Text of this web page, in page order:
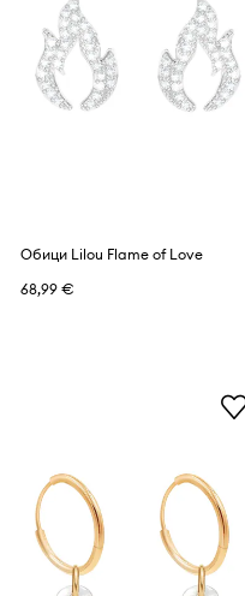
Обици Lilou Flame of Love
68,99 €